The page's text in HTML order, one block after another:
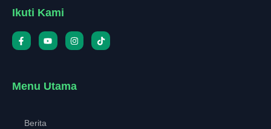
Ikuti Kami
Menu Utama
Berita